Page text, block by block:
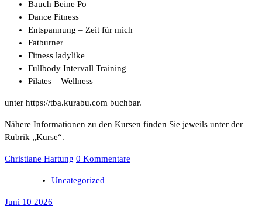
Bauch Beine Po
Dance Fitness
Entspannung – Zeit für mich
Fatburner
Fitness ladylike
Fullbody Intervall Training
Pilates – Wellness
unter https://tba.kurabu.com buchbar.
Nähere Informationen zu den Kursen finden Sie jeweils unter der
Rubrik „Kurse“.
Christiane Hartung 0 Kommentare
Uncategorized
Juni 10 2026